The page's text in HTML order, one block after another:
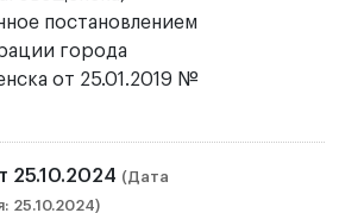
постановлением
города
от 25.01.2019 №
25.10.2024 (Дата
25.10.2024)